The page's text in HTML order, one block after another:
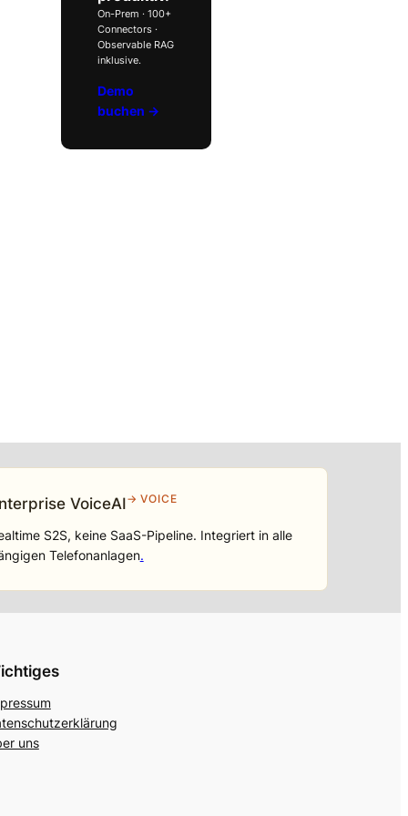
On-Prem · 100+
Connectors ·
Observable RAG
inklusive.
Demo
buchen →
VoiceAI→ VOICE
S2S, keine SaaS-Pipeline. Integriert in alle
Telefonanlagen.
uns